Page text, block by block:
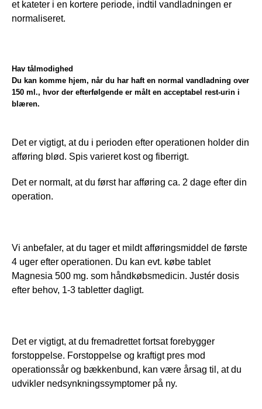
et kateter i en kortere periode, indtil vandladningen er
normaliseret.
Hav tålmodighed
Du kan komme hjem, når du har haft en normal vandladning over
150 ml., hvor der efterfølgende er målt en acceptabel rest-urin i
blæren.
Det er vigtigt, at du i perioden efter operationen holder din
afføring blød. Spis varieret kost og fiberrigt.
Det er normalt, at du først har afføring ca. 2 dage efter din
operation.
Vi anbefaler, at du tager et mildt afføringsmiddel de første
4 uger efter operationen. Du kan evt. købe tablet
Magnesia 500 mg. som håndkøbsmedicin. Justér dosis
efter behov, 1-3 tabletter dagligt.
Det er vigtigt, at du fremadrettet fortsat forebygger
forstoppelse. Forstoppelse og kraftigt pres mod
operationssår og bækkenbund, kan være årsag til, at du
udvikler nedsynkningssymptomer på ny.